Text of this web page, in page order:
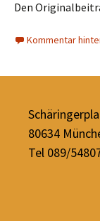
Den
Kommentar
80634
Tel 089/